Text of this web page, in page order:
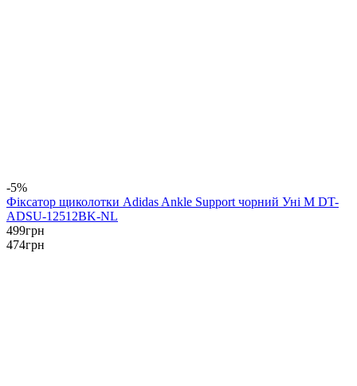
-5%
Фіксатор щиколотки Adidas Ankle Support чорний Уні M DT-
ADSU-12512BK-NL
499грн
474грн